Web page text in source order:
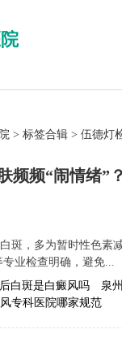
> 标签合辑 > 伍德灯
频频“闹情绪
斑，多为暂时性色
业检查明确，避免...
白斑是白癜风吗
泉
专科医院哪家规范